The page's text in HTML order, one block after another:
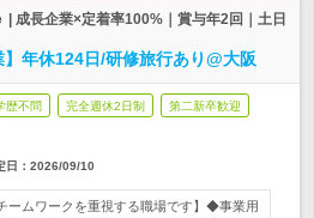
成長企業×定着率100%｜賞与年2回｜土日
年休124日/研修旅行あり@大阪
歴不問 完全週休2日制 第二新卒歓迎
日： 2026/09/10
ームワークを重視する職場です】◆事業用